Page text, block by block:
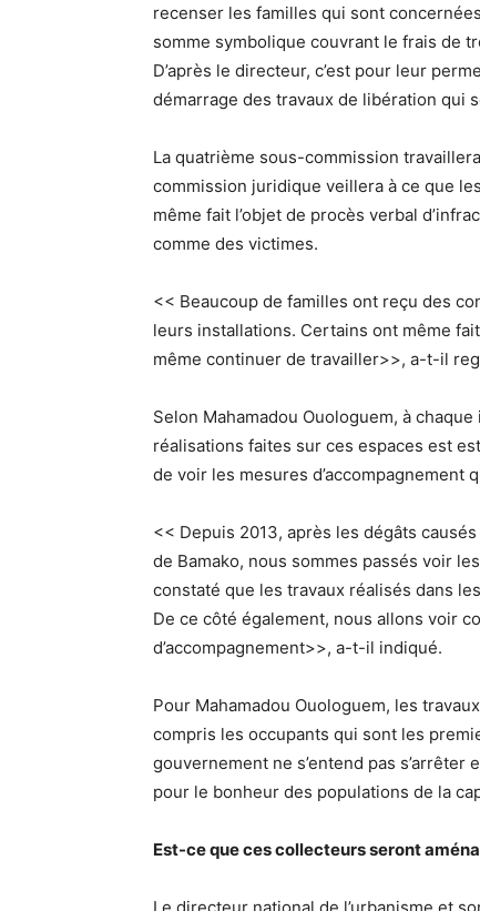
recenser les familles qui sont
somme symbolique couvrant le frais de
D’après le directeur, c’est pour leur
démarrage des travaux de libération qui
La quatrième sous-commission
commission juridique veillera à ce que
même fait l’objet de procès verbal
comme des victimes.
<< Beaucoup de familles ont reçu des
leurs installations. Certains ont même
même continuer de travailler>>, a-t-il
Selon Mahamadou Ouologuem, à
réalisations faites sur ces espaces est
de voir les mesures d’accompagnement
<< Depuis 2013, après les dégâts
de Bamako, nous sommes passés voir
constaté que les travaux réalisés dans
De ce côté également, nous allons voir
d’accompagnement>>, a-t-il indiqué.
Pour Mahamadou Ouologuem, les
compris les occupants qui sont les
gouvernement ne s’entend pas
pour le bonheur des populations de la
Est-ce que ces collecteurs seront